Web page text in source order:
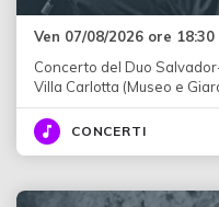
Ven 07/08/2026 ore 18:30
Concerto del Duo
Villa Carlotta (Museo e
CONCERTI